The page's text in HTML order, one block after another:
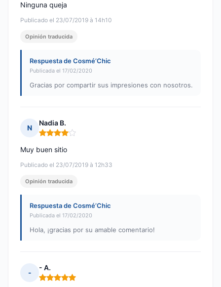
Publicado el 23/07/2019 à 14h10
Ninguna queja
Opinión traducida
Respuesta de Cosmé’Chic
Publicada el 17/02/2020
Gracias por compartir sus impresiones con nosotros.
N
Nadia B.
Nota: 4 de 5
Publicado el 23/07/2019 à 12h33
Muy buen sitio
Opinión traducida
Respuesta de Cosmé’Chic
Publicada el 17/02/2020
Hola, ¡gracias por su amable comentario!
-
- A.
Nota: 5 de 5